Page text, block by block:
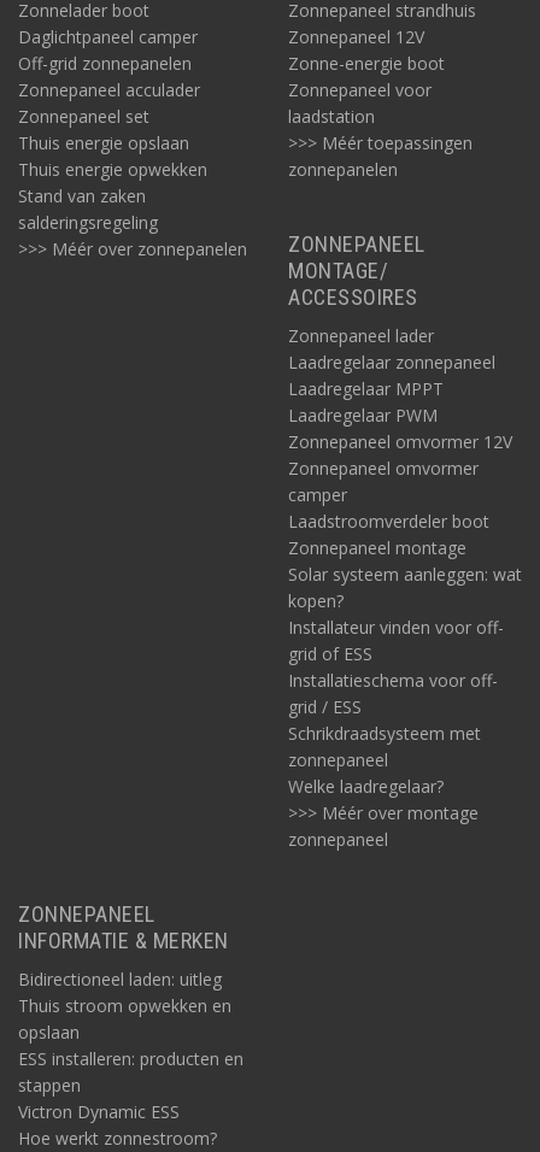
Zonnelader boot
Daglichtpaneel camper
Off-grid zonnepanelen
Zonnepaneel acculader
Zonnepaneel set
Thuis energie opslaan
Thuis energie opwekken
Stand van zaken
salderingsregeling
>>> Méér over zonnepanelen
Zonnepaneel strandhuis
Zonnepaneel 12V
Zonne-energie boot
Zonnepaneel voor
laadstation
>>> Méér toepassingen
zonnepanelen
ZONNEPANEEL
MONTAGE/
ACCESSOIRES
Zonnepaneel lader
Laadregelaar zonnepaneel
Laadregelaar MPPT
Laadregelaar PWM
Zonnepaneel omvormer 12V
Zonnepaneel omvormer
camper
Laadstroomverdeler boot
Zonnepaneel montage
Solar systeem aanleggen: wat
kopen?
Installateur vinden voor off-
grid of ESS
Installatieschema voor off-
grid / ESS
Schrikdraadsysteem met
zonnepaneel
Welke laadregelaar?
>>> Méér over montage
zonnepaneel
ZONNEPANEEL
INFORMATIE & MERKEN
Bidirectioneel laden: uitleg
Thuis stroom opwekken en
opslaan
ESS installeren: producten en
stappen
Victron Dynamic ESS
Hoe werkt zonnestroom?